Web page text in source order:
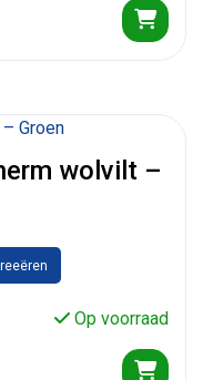
wolvilt –
Op voorraad